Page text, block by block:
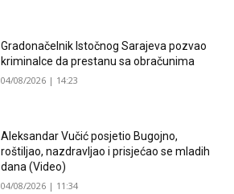
Gradonačelnik Istočnog Sarajeva pozvao
kriminalce da prestanu sa obračunima
04/08/2026 | 14:23
Aleksandar Vučić posjetio Bugojno,
roštiljao, nazdravljao i prisjećao se mladih
dana (Video)
04/08/2026 | 11:34